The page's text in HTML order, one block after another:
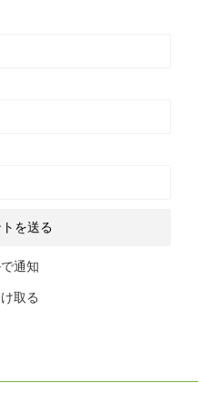
通知
取る